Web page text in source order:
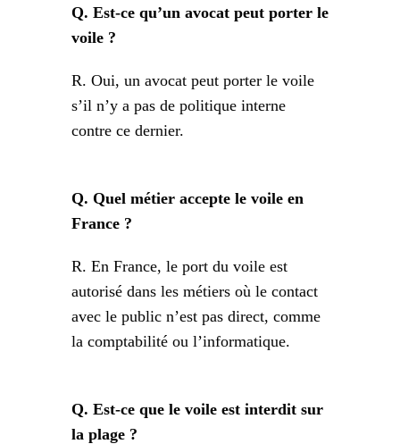
Q. Est-ce qu’un avocat peut porter le
voile ?
R. Oui, un avocat peut porter le voile
s’il n’y a pas de politique interne
contre ce dernier.
Q. Quel métier accepte le voile en
France ?
R. En France, le port du voile est
autorisé dans les métiers où le contact
avec le public n’est pas direct, comme
la comptabilité ou l’informatique.
Q. Est-ce que le voile est interdit sur
la plage ?